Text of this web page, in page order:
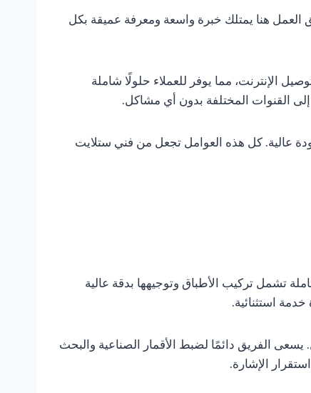
العمل هنا يمتلك خبرة واسعة ومعرفة عميقة بكل
الإنترنت، مما يوفر للعملاء حلولًا شاملة
القنوات المختلفة بدون أي مشاكل.
عالية. كل هذه العوامل تجعل من فني ستلايت
تشمل تركيب الأطباق وتوجيهها بدقة عالية
استثنائية.
يسعى الفريق دائمًا لضبط الأقمار الصناعية والبحث
الإشارة.